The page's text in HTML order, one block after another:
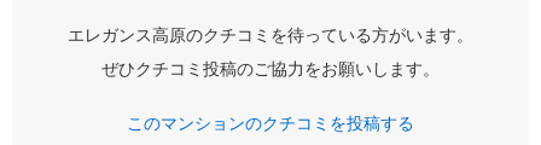
エレガンス高原のクチコミを待っている方がいます。
ぜひクチコミ投稿のご協力をお願いします。
このマンションのクチコミを投稿する